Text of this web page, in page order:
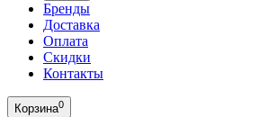
Бренды
Доставка
Оплата
Скидки
Контакты
Корзина0